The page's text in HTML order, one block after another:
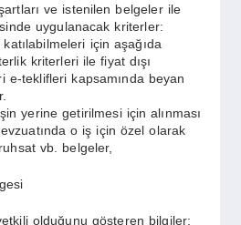
ve istenilen belgeler ile
uygulanacak kriterler:
için aşağıda
kriterleri ile fiyat dışı
e-teklifleri kapsamında beyan
yerine getirilmesi için alınması
o iş için özel olarak
vb. belgeler,
olduğunu gösteren bilgiler;